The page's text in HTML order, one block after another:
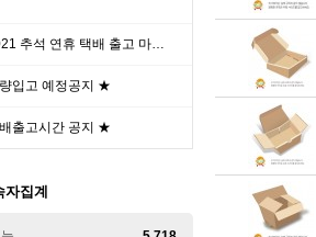
추석 연휴 택배 출고 마…
입고 예정공지 ★
출고시간 공지 ★
자집계